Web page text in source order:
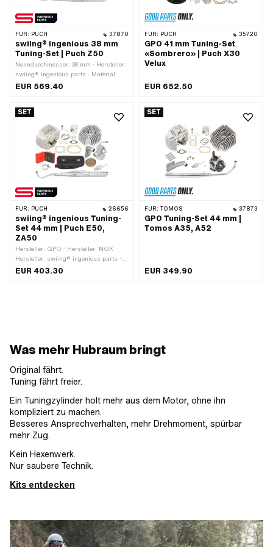
FÜR: PUCH 37870
swiing® ingenious 38 mm
Tuning-Set | Puch Z50
Nenndurchmesser: 38 mm · Hersteller:
swiing® ingenious parts · Material:
Aluminium · Hubraum: 50 ccm · Ø
EUR 569.40
FÜR: PUCH 35720
GPO 41 mm Tuning-Set
«Sombrero» | Puch X30
Velux
EUR 652.50
SET
FÜR: PUCH 26656
swiing® ingenious Tuning-
Set 44 mm | Puch E50,
ZA50
Hersteller: GPO · Hersteller: NGK ·
Hersteller: swiing® ingenious parts ·
Getarnt: Ja · Hubraum: 65 ccm ·
EUR 403.30
SET
FÜR: TOMOS 37873
GPO Tuning-Set 44 mm |
Tomos A35, A52
EUR 349.90
Was mehr Hubraum bringt
Original fährt.
Tuning fährt freier.
Ein Tuningzylinder holt mehr aus dem Motor, ohne ihn
kompliziert zu machen.
Besseres Ansprechverhalten, mehr Drehmoment, spürbar
mehr Zug.
Kein Hexenwerk.
Nur saubere Technik.
Kits entdecken